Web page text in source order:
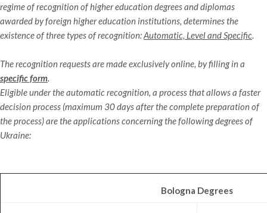
regime of recognition of higher education degrees and diplomas
awarded by foreign higher education institutions, determines the
existence of three types of recognition:Automatic, Level and Specific.
The recognition requests are made exclusively online, by filling in a
specific form.
Eligible under the automatic recognition, a process that allows a faster
decision process (maximum 30 days after the complete preparation of
the process) are the applications concerning the following degrees of
Ukraine:
Bologna Degrees